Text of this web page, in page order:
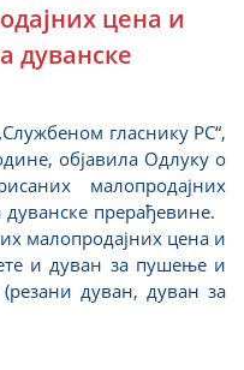
цена и
дуванске
гласнику РС“,
објавила Одлуку о
малопродајних
прерађевине.
малопродајних цена и
и дуван за пушење и
дуван, дуван за